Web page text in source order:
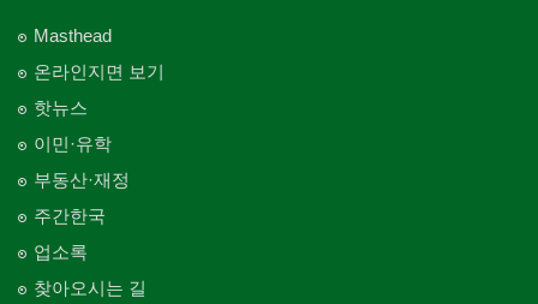
Masthead
온라인지면 보기
핫뉴스
이민·유학
부동산·재정
주간한국
업소록
찾아오시는 길